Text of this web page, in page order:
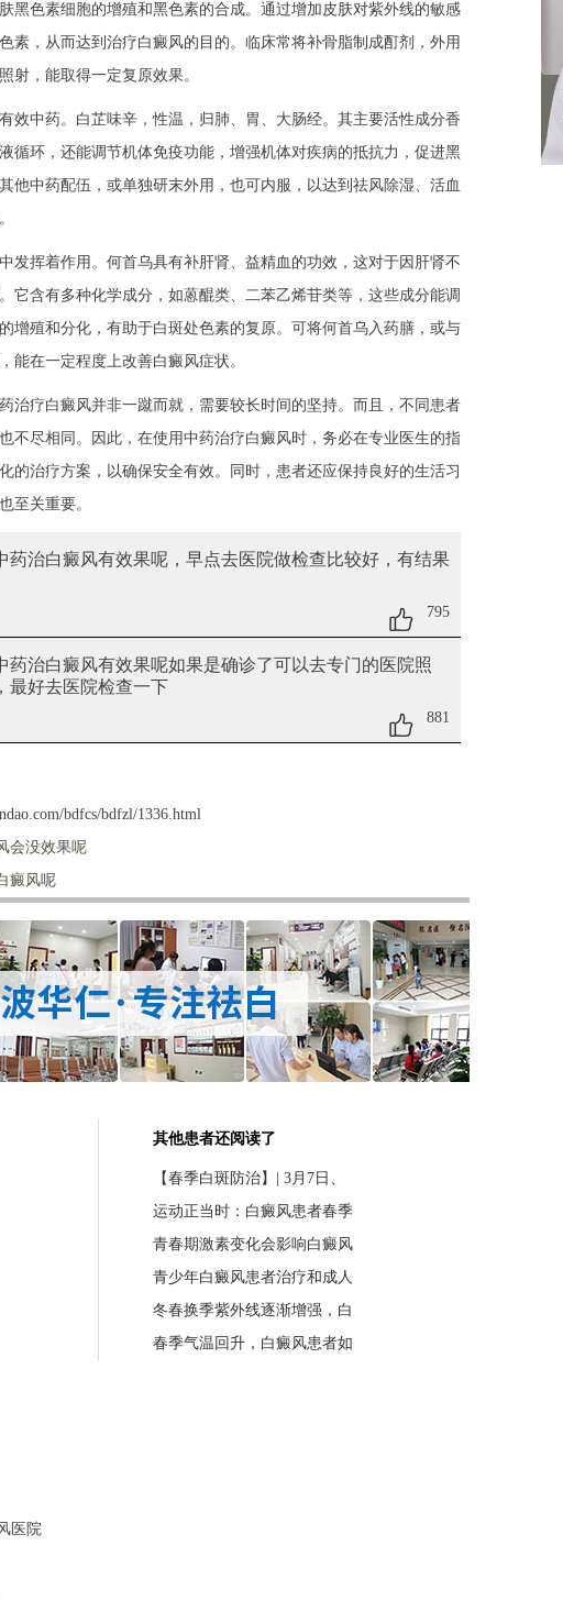
黑色素细胞的增殖和黑色素的合成。通过增加皮肤对紫外线的敏感
素，从而达到治疗白癜风的目的。临床常将补骨脂制成酊剂，外用
射，能取得一定复原效果。
中药。白芷味辛，性温，归肺、胃、大肠经。其主要活性成分香
循环，还能调节机体免疫功能，增强机体对疾病的抵抗力，促进黑
他中药配伍，或单独研末外用，也可内服，以达到祛风除湿、活血
挥着作用。何首乌具有补肝肾、益精血的功效，这对于因肝肾不
它含有多种化学成分，如蒽醌类、二苯乙烯苷类等，这些成分能调
增殖和分化，有助于白斑处色素的复原。可将何首乌入药膳，或与
能在一定程度上改善白癜风症状。
治疗白癜风并非一蹴而就，需要较长时间的坚持。而且，不同患者
不尽相同。因此，在使用中药治疗白癜风时，务必在专业医生的指
的治疗方案，以确保安全有效。同时，患者还应保持良好的生活习
至关重要。
药治白癜风有效果呢，早点去医院做检查比较好，有结果
795
药治白癜风有效果呢如果是确诊了可以去专门的医院照
最好去医院检查一下
881
bdfcs/bdfzl/1336.html
会没效果呢
癜风呢
其他患者还阅读了
【春季白斑防治】| 3月7日、
运动正当时：白癜风患者春季
青春期激素变化会影响白癜风
青少年白癜风患者治疗和成人
冬春换季紫外线逐渐增强，白
春季气温回升，白癜风患者如
医院